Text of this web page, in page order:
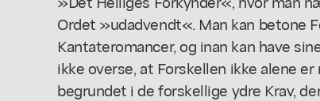
Ordet »udadvendt«. Man kan betone
Kantateromancer, og inan kan have
ikke overse, at Forskellen ikke alene
begrundet i de forskellige ydre Krav,